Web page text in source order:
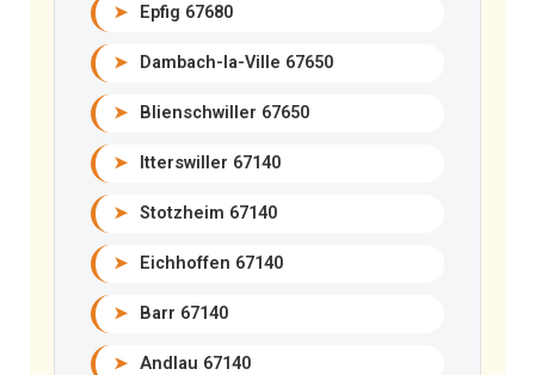
➤ Epfig 67680
➤ Dambach-la-Ville 67650
➤ Blienschwiller 67650
➤ Itterswiller 67140
➤ Stotzheim 67140
➤ Eichhoffen 67140
➤ Barr 67140
➤ Andlau 67140